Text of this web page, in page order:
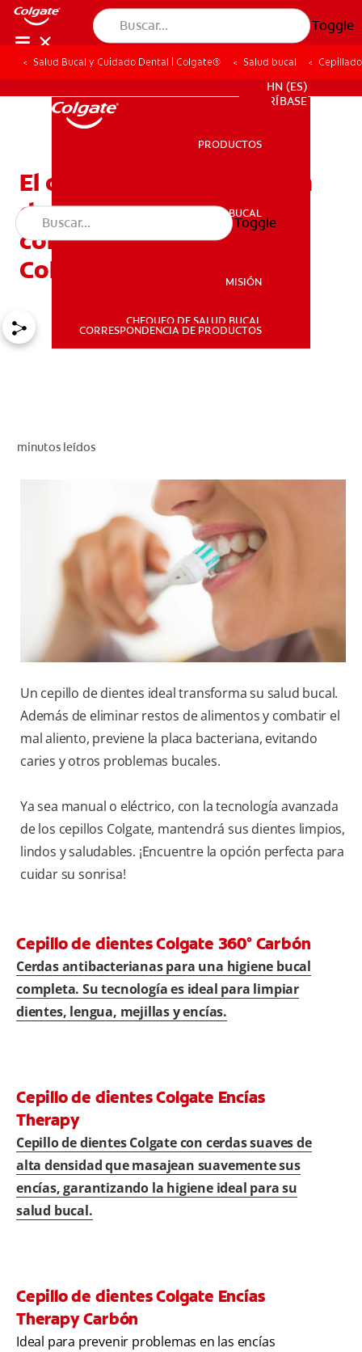
Toggle
SALUD BUCAL
HN (ES)
SUSCRÍBASE
PRODUCTOS
SALUD BUCAL
MISIÓN
CHEQUEO DE SALUD BUCAL
CORRESPONDENCIA DE PRODUCTOS
Toggle
Salud Bucal y Cuidado Dental | Colgate® Salud bucal
El cuidado y la protección
de su sonrisa comienzan
con un cepillo de dientes
Colgate
minutos leídos
Un cepillo de dientes ideal transforma su salud bucal.
Además de eliminar restos de alimentos y combatir el
mal aliento, previene la placa bacteriana, evitando
caries y otros problemas bucales.
Ya sea manual o eléctrico, con la tecnología avanzada
de los cepillos Colgate, mantendrá sus dientes limpios,
lindos y saludables. ¡Encuentre la opción perfecta para
cuidar su sonrisa!
Cepillo de dientes Colgate 360° Carbón
Cerdas antibacterianas para una higiene bucal
completa. Su tecnología es ideal para limpiar
dientes, lengua, mejillas y encías.
Cepillo de dientes Colgate Encías
Therapy
Cepillo de dientes Colgate con cerdas suaves de
alta densidad que masajean suavemente sus
encías, garantizando la higiene ideal para su
salud bucal.
Cepillo de dientes Colgate Encías
Therapy Carbón
Ideal para prevenir problemas en las encías